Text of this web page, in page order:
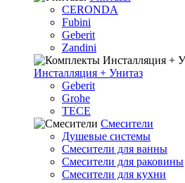
CERONDA
Fubini
Geberit
Zandini
Инсталляция + Унитаз
Geberit
Grohe
TECE
Смесители
Душевые системы
Смесители для ванны
Смесители для раковины
Смесители для кухни